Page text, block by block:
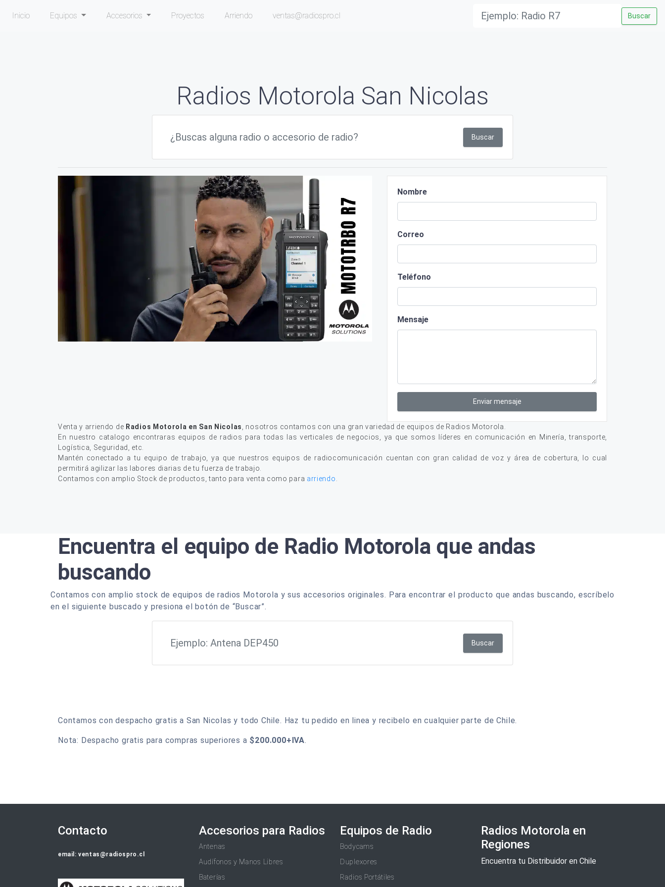
Inicio Equipos Accesorios Proyectos Arriendo ventas@radiospro.cl Buscar
Radios Motorola San Nicolas
Buscar
Nombre
Correo
Teléfono
Mensaje
Enviar mensaje
Venta y arriendo de Radios Motorola en San Nicolas
, nosotros contamos con una gran variedad de equipos de Radios Motorola.
En nuestro catalogo encontraras equipos de radios para todas las verticales de negocios, ya que somos líderes en comunicación en Minería, transporte,
Logística, Seguridad, etc.
Mantén conectado a tu equipo de trabajo, ya que nuestros equipos de radiocomunicación cuentan con gran calidad de voz y área de cobertura, lo cual
permitirá agilizar las labores diarias de tu fuerza de trabajo.
Contamos con amplio Stock de productos, tanto para venta como para arriendo
Encuentra el equipo de Radio Motorola que andas
buscando
Contamos con amplio stock de equipos de radios Motorola y sus accesorios originales. Para encontrar el producto que andas buscando, escríbelo
en el siguiente buscado y presiona el botón de “Buscar”.
Buscar
Contamos con despacho gratis a San Nicolas y todo Chile. Haz tu pedido en linea y recibelo en cualquier parte de Chile.
Nota: Despacho gratis para compras superiores a $200.000+IVA.
Contacto
email: ventas@radiospro.cl
Accesorios para Radios
Antenas
Audífonos y Manos Libres
Baterías
Equipos de Radio
Bodycams
Duplexores
Radios Portátiles
Radios Motorola en
Regiones
Encuentra tu Distribuidor en Chile